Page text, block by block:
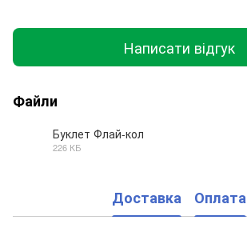
Написати відгук
Файли
Буклет Флай-кол
226 КБ
Доставка Оплата